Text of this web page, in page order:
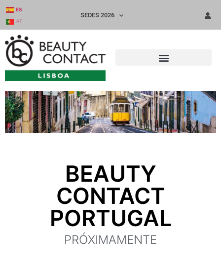
ES
PT
SEDES 2026
BEAUTY
CONTACT
PORTUGAL
PRÓXIMAMENTE